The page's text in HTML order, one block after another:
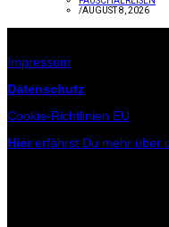
/AUGUST 8, 2026
Impressum
Datenschutz
Cookie-Richtlinien EU
Hiererfährst Du mehr über